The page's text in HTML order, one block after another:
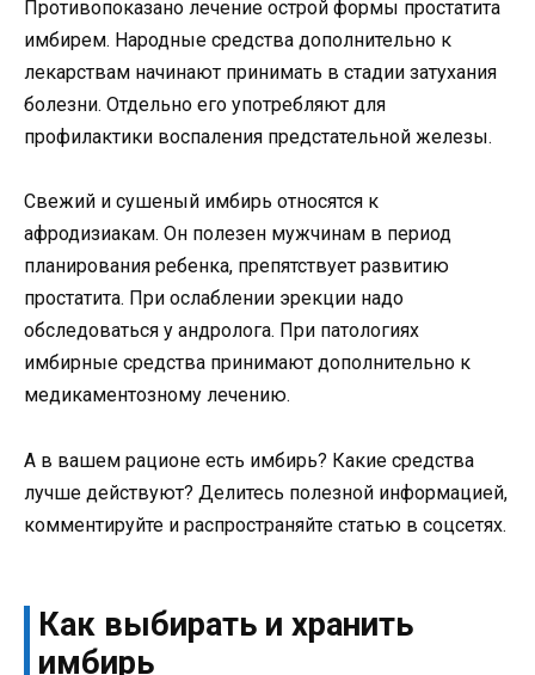
Противопоказано лечение острой формы простатита
имбирем. Народные средства дополнительно к
лекарствам начинают принимать в стадии затухания
болезни. Отдельно его употребляют для
профилактики воспаления предстательной железы.
Свежий и сушеный имбирь относятся к
афродизиакам. Он полезен мужчинам в период
планирования ребенка, препятствует развитию
простатита. При ослаблении эрекции надо
обследоваться у андролога. При патологиях
имбирные средства принимают дополнительно к
медикаментозному лечению.
А в вашем рационе есть имбирь? Какие средства
лучше действуют? Делитесь полезной информацией,
комментируйте и распространяйте статью в соцсетях.
Как выбирать и хранить
имбирь